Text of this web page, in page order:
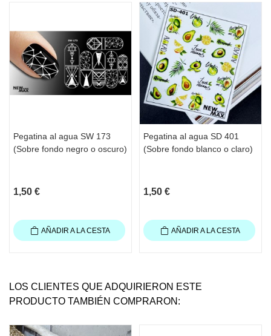
Pegatina al agua SW 173
(Sobre fondo negro o oscuro)
1,50 €
AÑADIR A LA CESTA
Pegatina al agua SD 401
(Sobre fondo blanco o claro)
1,50 €
AÑADIR A LA CESTA
LOS CLIENTES QUE ADQUIRIERON ESTE
PRODUCTO TAMBIÉN COMPRARON: